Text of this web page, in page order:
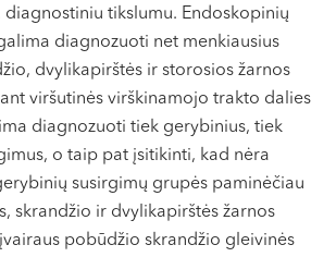
diagnostiniu tikslumu. Endoskopinių
diagnozuoti net menkiausius
dvylikapirštės ir storosios žarnos
viršutinės virškinamojo trakto dalies
diagnozuoti tiek gerybinius, tiek
o taip pat įsitikinti, kad nėra
susirgimų grupės paminėčiau
skrandžio ir dvylikapirštės žarnos
pobūdžio skrandžio gleivinės